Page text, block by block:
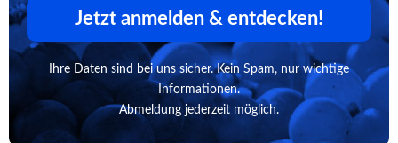
Jetzt anmelden & entdecken!
Ihre Daten sind bei uns sicher. Kein Spam, nur wichtige
Informationen.
Abmeldung jederzeit möglich.